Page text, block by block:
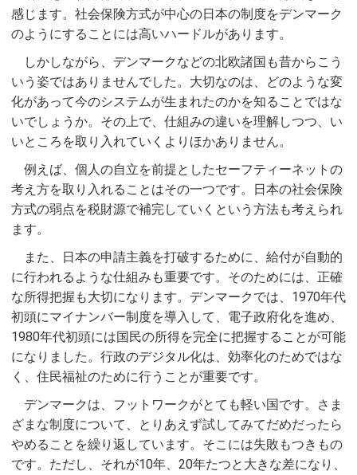
感じます。社会保険方式が中心の日本の制度をデンマーク
のようにすることには高いハードルがあります。
しかしながら、デンマークなどの北欧諸国も昔からこう
いう姿ではありませんでした。大切なのは、どのような変
化があって今のシステムが生まれたのかを知ることではな
いでしょうか。その上で、仕組みの違いを理解しつつ、い
いところを取り入れていくよりほかありません。
例えば、個人の自立を前提としたセーフティーネットの
考え方を取り入れることはその一つです。日本の社会保険
方式の弱点を税財源で補完していくという方法も考えられ
ます。
また、日本の申請主義を打破するために、給付が自動的
に行われるような仕組みも重要です。そのためには、正確
な所得把握も大切になります。デンマークでは、1970年代
初頭にマイナンバー制度を導入して、電子政府化を進め、
1980年代初頭には国民の所得を完全に把握することが可能
になりました。行政のデジタル化は、効率化のためではな
く、住民福祉のために行うことが重要です。
デンマークは、フットワークがとても軽い国です。さま
ざまな制度について、とりあえず試してみてだめだったら
やめることを繰り返しています。そこには失敗もつきもの
です。ただし、それが10年、20年たつと大きな差になり、